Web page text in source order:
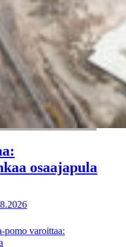
osaajapula
pomo varoittaa: